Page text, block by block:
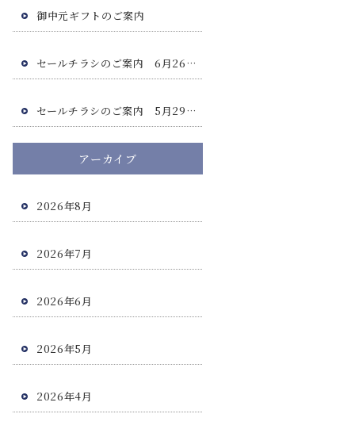
御中元ギフトのご案内
セールチラシのご案内 6月26日(金)・6月27日(土)
セールチラシのご案内 5月29日(金)・5月30日(土)
アーカイブ
2026年8月
2026年7月
2026年6月
2026年5月
2026年4月